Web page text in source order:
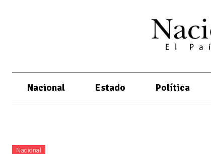
Nacional Estado Política
Nacional